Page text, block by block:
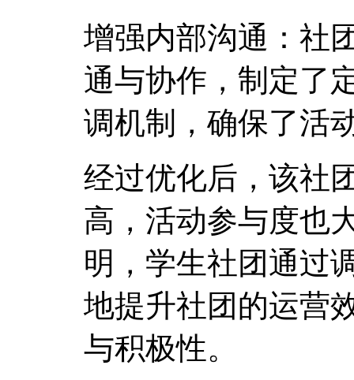
增强内部沟通：社
通与协作，制定了
调机制，确保了活
经过优化后，该社
高，活动参与度也
明，学生社团通过
地提升社团的运营
与积极性。